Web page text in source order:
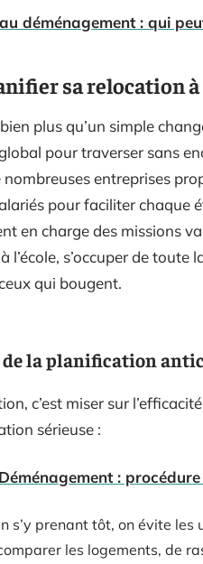
déménagement : qui
sa relocation à
plus qu’un simple
pour traverser sans
entreprises
pour faciliter chaque
en charge des missions
l’école, s’occuper de
qui bougent.
de la planification
c’est miser sur
sérieuse :
Déménagement :
s’y prenant tôt, on évite
les logements, de